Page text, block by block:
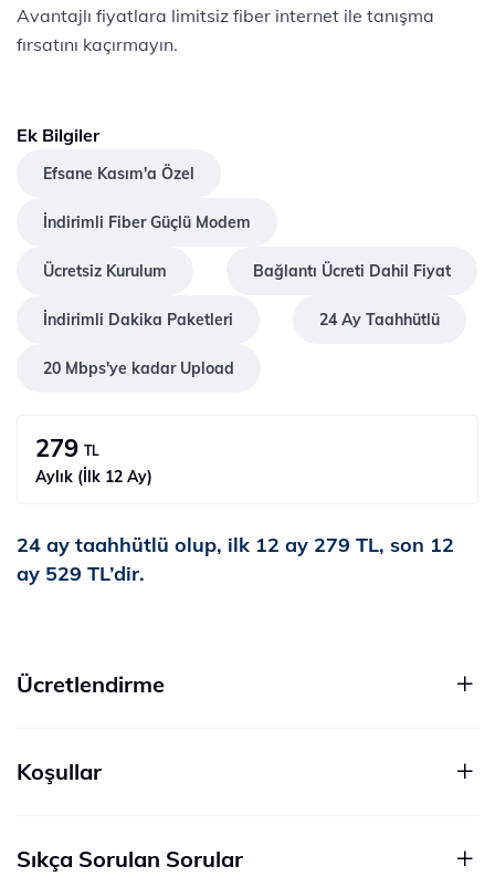
Avantajlı fiyatlara limitsiz fiber internet ile tanışma
fırsatını kaçırmayın.
Ek Bilgiler
Efsane Kasım'a Özel
İndirimli Fiber Güçlü Modem
Ücretsiz Kurulum Bağlantı Ücreti Dahil Fiyat
İndirimli Dakika Paketleri 24 Ay Taahhütlü
20 Mbps'ye kadar Upload
279 TL
Aylık (İlk 12 Ay)
24 ay taahhütlü olup, ilk 12 ay 279 TL, son 12
ay 529 TL’dir.
Ücretlendirme
Koşullar
Sıkça Sorulan Sorular